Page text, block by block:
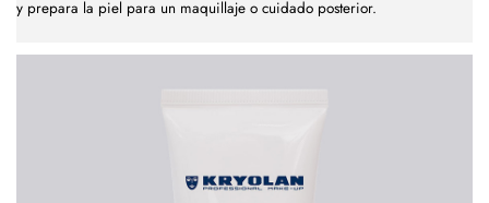
y prepara la piel para un maquillaje o cuidado posterior.